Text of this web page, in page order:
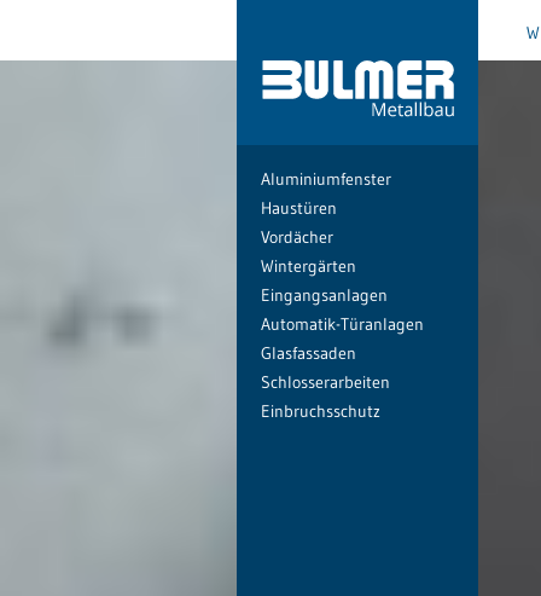
Aluminiumfenster
Haustüren
Vordächer
Wintergärten
Eingangsanlagen
Automatik-Türanlagen
Glasfassaden
Schlosserarbeiten
Einbruchsschutz